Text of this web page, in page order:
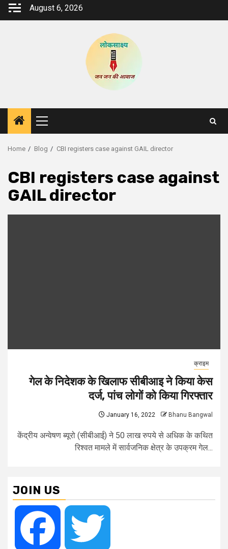
Skip
August 6, 2026
Primary
Menu
Home Blog CBI registers case against GAIL director
CBI registers case against
GAIL director
क्राइम
गेल के निदेशक के खिलाफ सीबीआइ ने किया केस
दर्ज, पांच लोगों को किया गिरफ्तार
January 16, 2022 Bhanu Bangwal
केंद्रीय अन्वेषण ब्यूरो (सीबीआई) ने 50 लाख रुपये से अधिक के कथित
रिश्वत मामले में सार्वजनिक क्षेत्र के उपक्रम गेल...
JOIN US
Facebook